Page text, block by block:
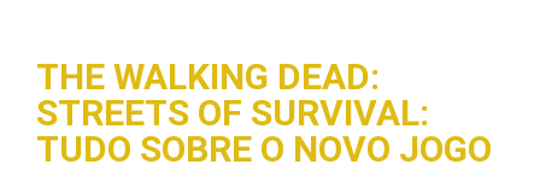
THE WALKING DEAD:
STREETS OF SURVIVAL:
TUDO SOBRE O NOVO JOGO